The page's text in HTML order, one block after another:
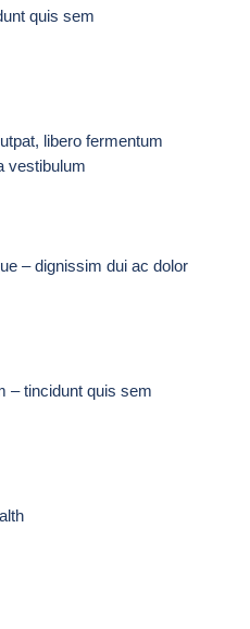
quis sem
libero fermentum
vestibulum
– dignissim dui ac dolor
– tincidunt quis sem